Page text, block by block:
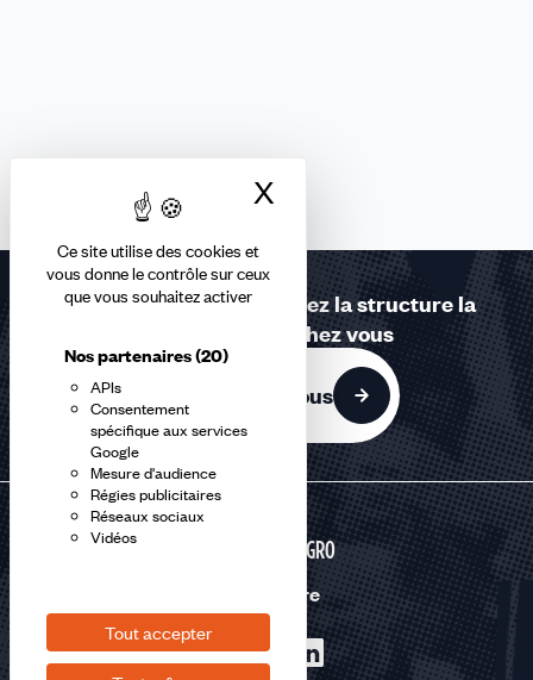
Ce site utilise des cookies et
vous donne le contrôle sur ceux
que vous souhaitez activer
Nos partenaires(20)
APIs
Consentement
spécifique aux services
Google
Mesure d'audience
Régies publicitaires
Réseaux sociaux
Vidéos
Tout accepter
X
Contactez-nous ou trouvez la structure la
plus proche de chez vous
Contactez-nous
AGRI-AGRO
Nous suivre